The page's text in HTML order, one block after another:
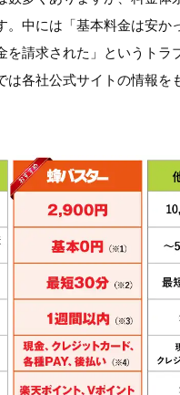
。中には「基本料金は安か
を請求された」というトラ
は各社公式サイトの情報を